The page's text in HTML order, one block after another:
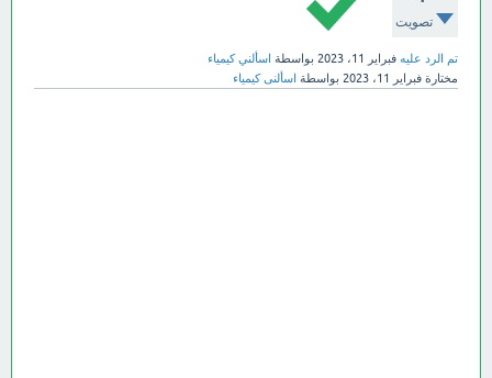
تصويت
تم الرد عليه فبراير 11، 2023 بواسطة اسألني كيمياء
مختارة فبراير 11، 2023 بواسطة اسألنى كيمياء